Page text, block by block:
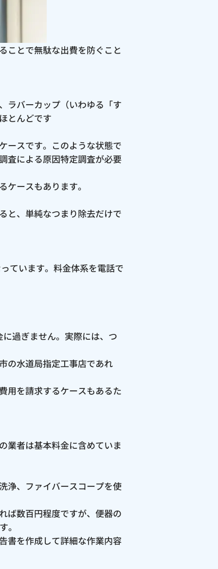
ことで無駄な出費を防ぐこと
ラバーカップ（いわゆる「す
とんどです
ースです。このような状態で
査による原因特定調査が必要
ースもあります。
と、単純なつまり除去だけで
ています。料金体系を電話で
過ぎません。実際には、つ
の水道局指定工事店であれ
用を請求するケースもあるた
業者は基本料金に含めていま
浄、ファイバースコープを使
ば数百円程度ですが、便器の
。
書を作成して詳細な作業内容